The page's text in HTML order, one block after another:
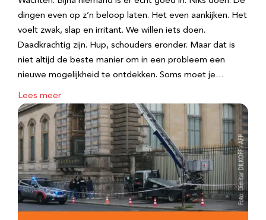
dingen even op z’n beloop laten. Het even aankijken. Het
voelt zwak, slap en irritant. We willen iets doen.
Daadkrachtig zijn. Hup, schouders eronder. Maar dat is
niet altijd de beste manier om in een probleem een
nieuwe mogelijkheid te ontdekken. Soms moet je…
Lees meer